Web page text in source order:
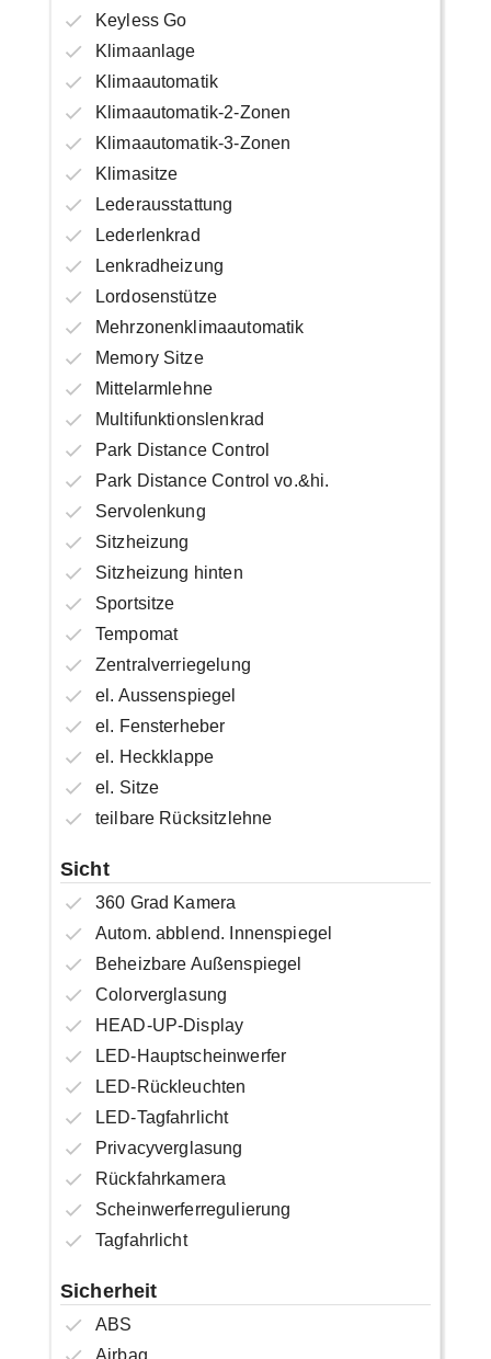
Keyless Go
Klimaanlage
Klimaautomatik
Klimaautomatik-2-Zonen
Klimaautomatik-3-Zonen
Klimasitze
Lederausstattung
Lederlenkrad
Lenkradheizung
Lordosenstütze
Mehrzonenklimaautomatik
Memory Sitze
Mittelarmlehne
Multifunktionslenkrad
Park Distance Control
Park Distance Control vo.&hi.
Servolenkung
Sitzheizung
Sitzheizung hinten
Sportsitze
Tempomat
Zentralverriegelung
el. Aussenspiegel
el. Fensterheber
el. Heckklappe
el. Sitze
teilbare Rücksitzlehne
Sicht
360 Grad Kamera
Autom. abblend. Innenspiegel
Beheizbare Außenspiegel
Colorverglasung
HEAD-UP-Display
LED-Hauptscheinwerfer
LED-Rückleuchten
LED-Tagfahrlicht
Privacyverglasung
Rückfahrkamera
Scheinwerferregulierung
Tagfahrlicht
Sicherheit
ABS
Airbag